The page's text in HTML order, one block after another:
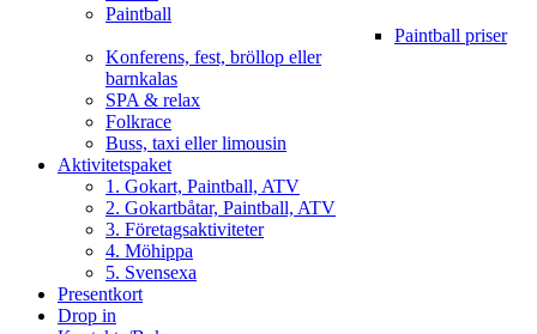
Paintball
Paintball priser
Konferens, fest, bröllop eller
barnkalas
SPA & relax
Folkrace
Buss, taxi eller limousin
Aktivitetspaket
1. Gokart, Paintball, ATV
2. Gokartbåtar, Paintball, ATV
3. Företagsaktiviteter
4. Möhippa
5. Svensexa
Presentkort
Drop in